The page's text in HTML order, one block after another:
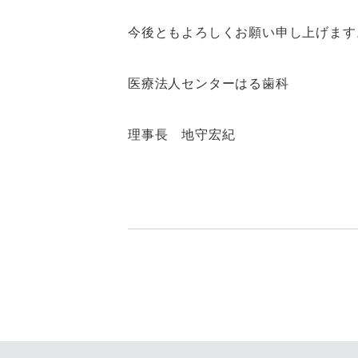
今後ともよろしくお願い申し上げます
医療法人センターはる歯科
理事長 地守宏紀